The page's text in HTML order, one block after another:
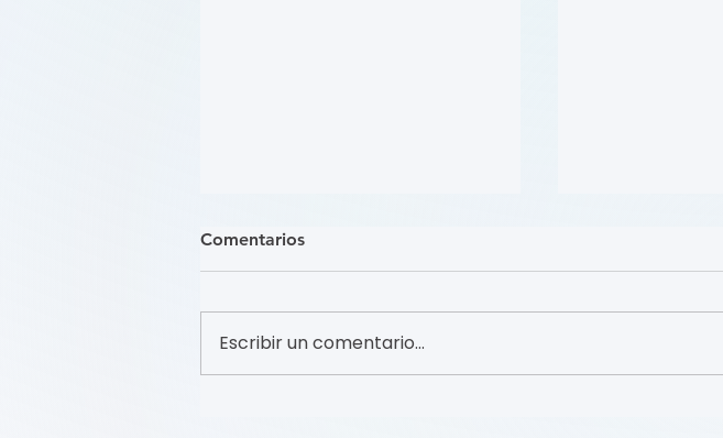
Comentarios
Escribir un comentario...